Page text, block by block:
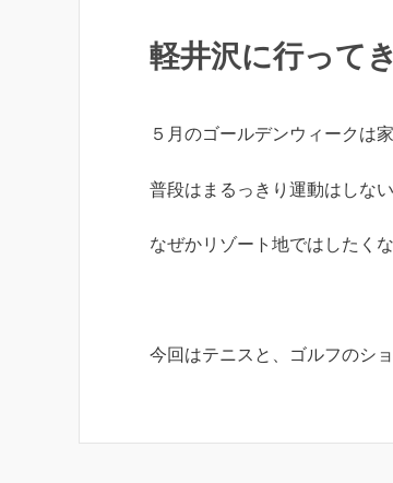
軽井沢に行って
５月のゴールデンウィークは
普段はまるっきり運動はしない
なぜかリゾート地ではしたくな
今回はテニスと、ゴルフのシ